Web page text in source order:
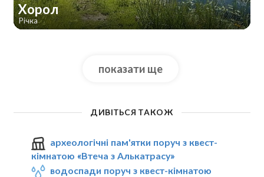
Хорол
Річка
показати ще
ДИВІТЬСЯ ТАКОЖ
археологічні пам'ятки поруч з квест-
кімнатою «Втеча з Алькатрасу»
водоспади поруч з квест-кімнатою